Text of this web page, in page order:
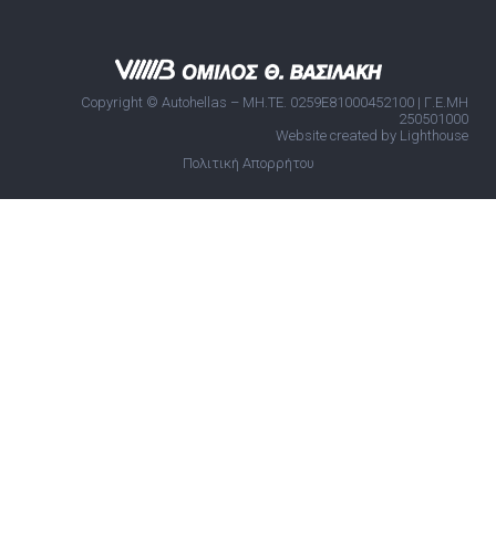
Copyright © Autohellas – ΜΗ.ΤΕ. 0259E81000452100 | Γ.Ε.ΜΗ
250501000
Website created by Lighthouse
Πολιτική Απορρήτου